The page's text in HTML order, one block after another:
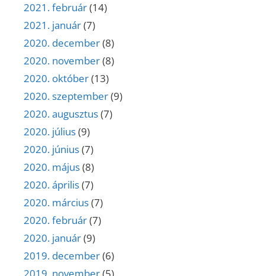
2021. február(14)
2021. január(7)
2020. december(8)
2020. november(8)
2020. október(13)
2020. szeptember(9)
2020. augusztus(7)
2020. július(9)
2020. június(7)
2020. május(8)
2020. április(7)
2020. március(7)
2020. február(7)
2020. január(9)
2019. december(6)